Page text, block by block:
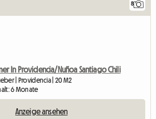
8
In Providencia/Nuñoa Santiago Chili
| Providencia | 20 M2
6 Monate
Anzeige ansehen